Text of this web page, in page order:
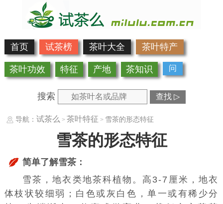
首页 试茶榜 茶叶大全 茶叶特产
茶叶功效 特征 产地 茶知识 问
搜索 查找 ▷
导航： 试茶么 > 茶叶特征 > 雪茶的形态特征
雪茶的形态特征
简单了解雪茶：
雪茶，地衣类地茶科植物。高3-7厘米，地衣
体枝状较细弱；白色或灰白色，单一或有稀少分